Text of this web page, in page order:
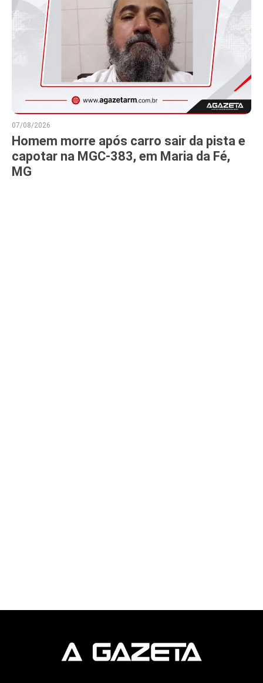
07/08/2026
Homem morre após carro sair da pista e
capotar na MGC-383, em Maria da Fé,
MG